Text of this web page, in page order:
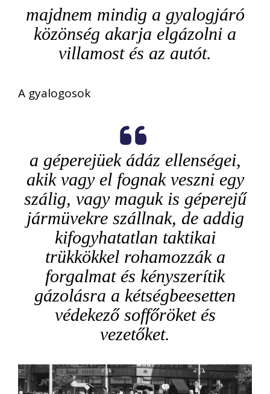
majdnem mindig a gyalogjáró
közönség akarja elgázolni a
villamost és az autót.
A gyalogosok
a géperejüek ádáz ellenségei,
akik vagy el fognak veszni egy
szálig, vagy maguk is géperejű
jármüvekre szállnak, de addig
kifogyhatatlan taktikai
trükkökkel rohamozzák a
forgalmat és kényszerítik
gázolásra a kétségbeesetten
védekező soffőröket és
vezetőket.